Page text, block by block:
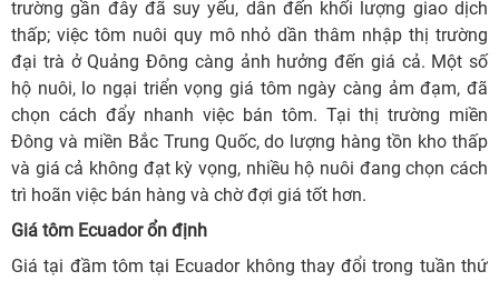
trường gần đây đã suy yếu, dẫn đến khối lượng giao dịch
thấp; việc tôm nuôi quy mô nhỏ dần thâm nhập thị trường
đại trà ở Quảng Đông càng ảnh hưởng đến giá cả. Một số
hộ nuôi, lo ngại triển vọng giá tôm ngày càng ảm đạm, đã
chọn cách đẩy nhanh việc bán tôm. Tại thị trường miền
Đông và miền Bắc Trung Quốc, do lượng hàng tồn kho thấp
và giá cả không đạt kỳ vọng, nhiều hộ nuôi đang chọn cách
trì hoãn việc bán hàng và chờ đợi giá tốt hơn.
Giá tôm Ecuador ổn định
Giá tại đầm tôm tại Ecuador không thay đổi trong tuần thứ